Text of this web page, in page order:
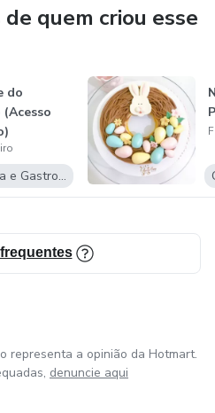
trabalho.
lindos, personalizados e
confeitaria, é mais que uma
vida.
quem criou esse
do
Culinária e Gastronomia
representa a opinião da Hotmart.
denuncie aqui